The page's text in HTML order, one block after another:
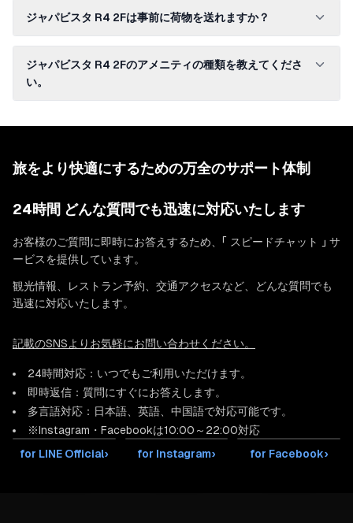
ジャパビスタ R4 2Fは事前に荷物を送れますか？
ジャパビスタ R4 2Fのアメニティの種類を教えてくださ
い。
旅をより快適にするための万全のサポート体制
24時間 どんな質問でも迅速に対応いたします
お客様のご質問に即時にお答えするため、「 スピードチャット 」 サ
ービスを提供しています。
観光情報、レストラン予約、交通アクセスなど、どんな質問でも
迅速に対応いたします。
記載のSNSよりお気軽にお問い合わせください。
24時間対応：いつでもご利用いただけます。
即時返信：質問にすぐにお答えします。
多言語対応：日本語、英語、中国語で対応可能です。
※Instagram・Facebookは10:00～22:00対応
for LINE Official› for Instagram› for Facebook›